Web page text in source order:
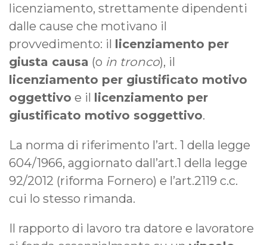
licenziamento, strettamente dipendenti
dalle cause che motivano il
provvedimento: il licenziamento per
giusta causa (o in tronco), il
licenziamento per giustificato motivo
oggettivo e il licenziamento per
giustificato motivo soggettivo.
La norma di riferimento l’art. 1 della legge
604/1966, aggiornato dall’art.1 della legge
92/2012 (riforma Fornero) e l’art.2119 c.c.
cui lo stesso rimanda.
Il rapporto di lavoro tra datore e lavoratore